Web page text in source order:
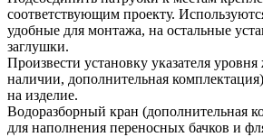
соответствующим проекту.
удобные для монтажа, на остальные
заглушки.
Произвести установку указателя
наличии, дополнительная
на изделие.
Водоразборный кран (дополнительная
для наполнения переносных бачков и